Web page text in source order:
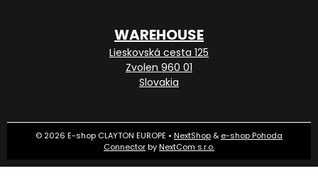
WAREHOUSE
Lieskovská cesta 125
Zvolen 960 01
Slovakia
© 2026 E-shop CLAYTON EUROPE • NextShop & e-shop Pohoda
ConnectorbyNextCom s.r.o.